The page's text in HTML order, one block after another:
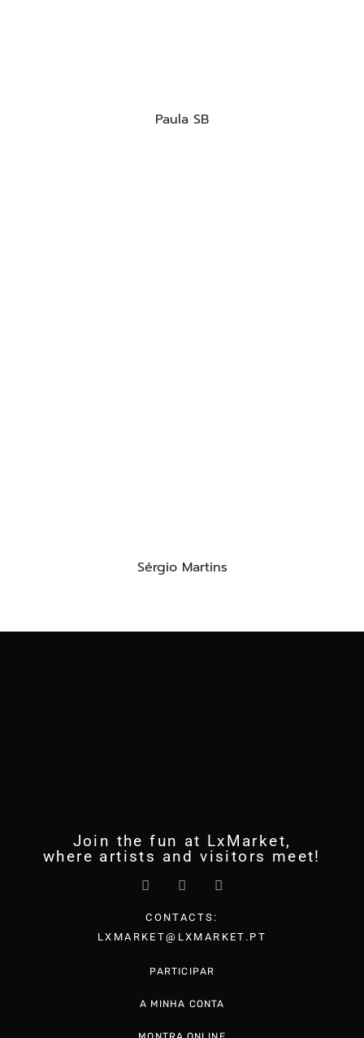
Paula SB
Sérgio Martins
Join the fun at LxMarket,
where artists and visitors meet!
CONTACTS:
LXMARKET@LXMARKET.PT
PARTICIPAR
A MINHA CONTA